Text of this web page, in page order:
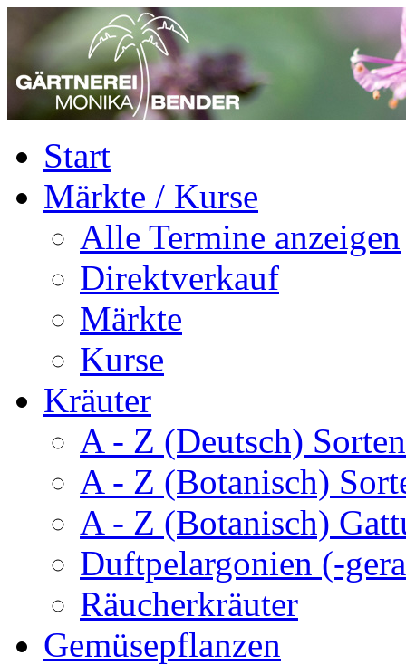
Start
Märkte / Kurse
Alle Termine anzeigen
Direktverkauf
Märkte
Kurse
Kräuter
A - Z (Deutsch)
A - Z (Botanisch)
A - Z (Botanisch)
Duftpelargonien (-
Räucherkräuter
Gemüsepflanzen